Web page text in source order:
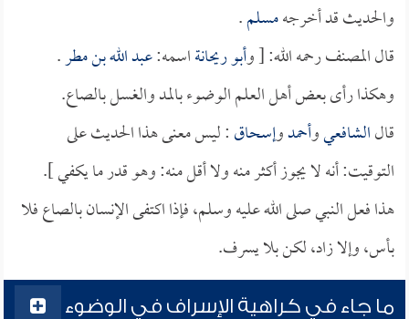
والحديث قد أخرجهمسلم.
قال المصنف رحمه الله: [ وأبو ريحانةاسمه:عبد الله بن مطر.
وهكذا رأى بعض أهل العلم الوضوء بالمد والغسل بالصاع.
قالالشافعيوأحمدوإسحاق: ليس معنى هذا الحديث على
التوقيت: أنه لا يجوز أكثر منه ولا أقل منه: وهو قدر ما يكفي ].
هذا فعل النبي صلى الله عليه وسلم، فإذا اكتفى الإنسان بالصاع فلا
بأس، وإلا زاد، لكن بلا يسرف.
ما جاء في كراهية الإسراف في الوضوء